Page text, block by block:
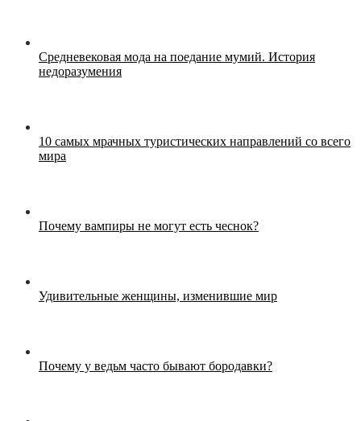
Средневековая мода на поедание мумий. История
недоразумения
10 самых мрачных туристических направлений со всего
мира
Почему вампиры не могут есть чеснок?
Удивительные женщины, изменившие мир
Почему у ведьм часто бывают бородавки?